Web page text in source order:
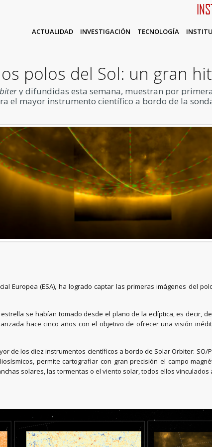
ACTUALIDAD INVESTIGACIÓN TECNOLOGÍA
polos del Sol: un gran
y difundidas esta semana, muestran por
el mayor instrumento científico a bordo de la
Europea (ESA), ha logrado captar las primeras imágenes del
se habían tomado desde el plano de la eclíptica, es decir,
hace cinco años con el objetivo de ofrecer una visión
de los diez instrumentos científicos a bordo de Solar Orbiter: SO/
permite cartografiar con gran precisión el campo
solares, las tormentas o el viento solar, todos ellos vinculados